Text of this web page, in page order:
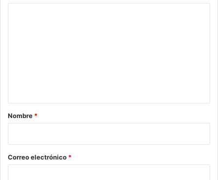
r
*
Nombre *
Correo electrónico *